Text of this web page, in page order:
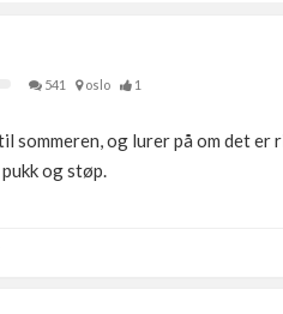
541 oslo 1
sommeren, og lurer på om det
og støp.